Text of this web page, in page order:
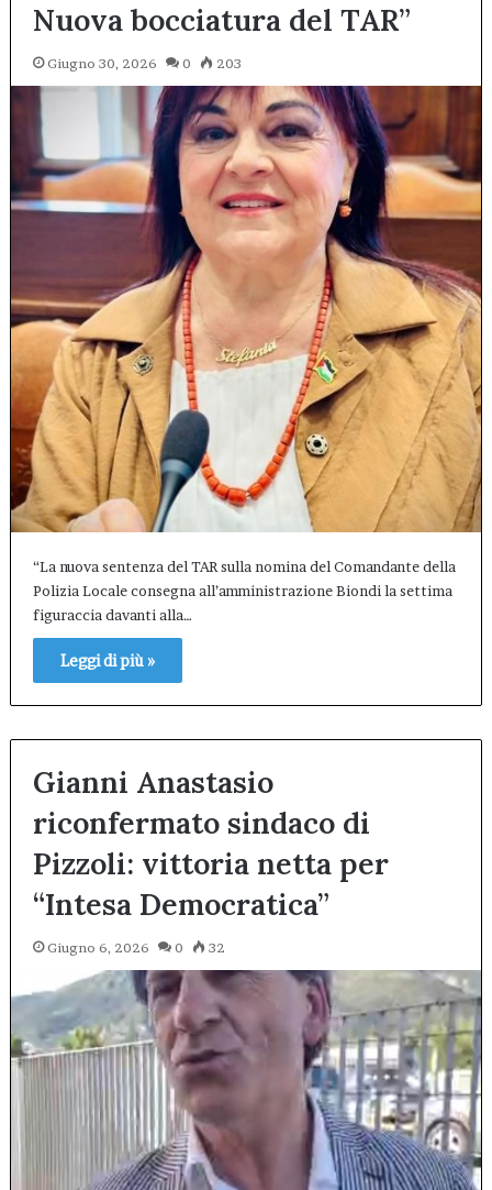
Nuova bocciatura del TAR”
Giugno 30, 2026 0 203
“La nuova sentenza del TAR sulla nomina del Comandante della
Polizia Locale consegna all’amministrazione Biondi la settima
figuraccia davanti alla…
Leggi di più »
Gianni Anastasio
riconfermato sindaco di
Pizzoli: vittoria netta per
“Intesa Democratica”
Giugno 6, 2026 0 32